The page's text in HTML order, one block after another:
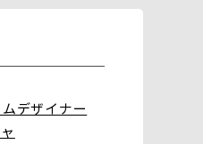
デザイナー